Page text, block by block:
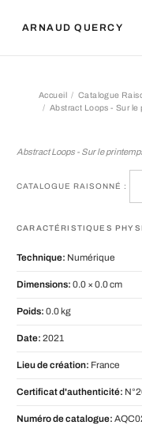
ARNAUD QUERCY
Accueil
Catalogue
Abstract Loops - Sur le
Abstract Loops - Sur le
CATALOGUE RAISONNÉ :
CARACTÉRISTIQUES
Technique: Numérique
Dimensions: 0.0 × 0.0 cm
Poids: 0.0 kg
Date: 2021
Lieu de création: France
Certificat d'authenticité:
Numéro de catalogue: